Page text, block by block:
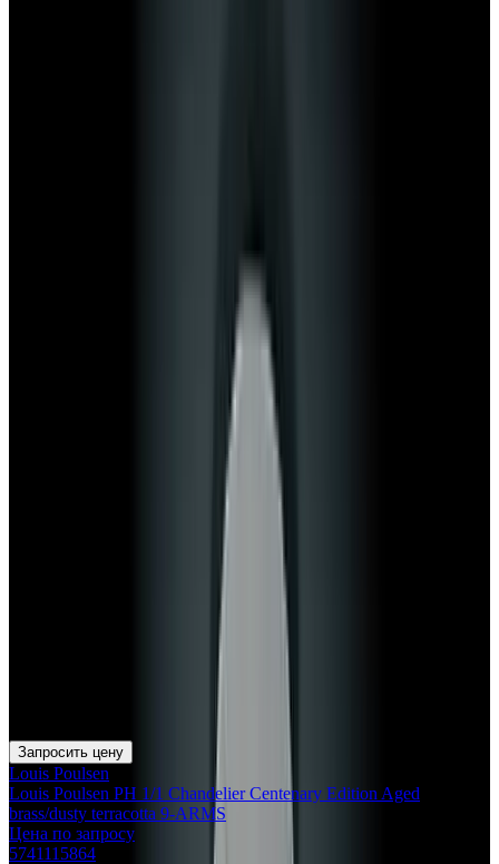
Запросить цену
Louis Poulsen
Louis Poulsen PH 1/1 Chandelier Centenary Edition Aged
brass/dusty terracotta 9-ARMS
Цена по запросу
5741115864